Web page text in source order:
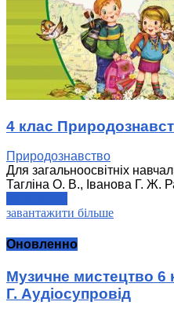
4 клас
Природознавство
Для загальноосвітніх
Тагліна О. В., Іванова Г. Ж.
завантажити більше
Оновленно
Музичне мистецтво 6
Г. Аудіосупровід